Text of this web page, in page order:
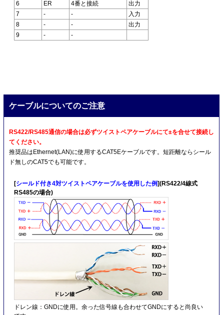
6 ER 4番と接続
出力
7
- -
入力
8
- -
出力
9
- -
ケーブルについてのご注意
RS422/RS485通信の場合は必ずツイストペアケーブルにて±を合せて接続し
てください。
推奨品はEthernet(LAN)に使用するCAT5Eケーブルです。短距離ならシール
ド無しのCAT5でも可能です。
[シールド付き4対ツイストペアケーブルを使用した例](RS422/4線式
RS485の場合)
ドレン線：GNDに使用。余った信号線も合わせてGNDにすると尚良い